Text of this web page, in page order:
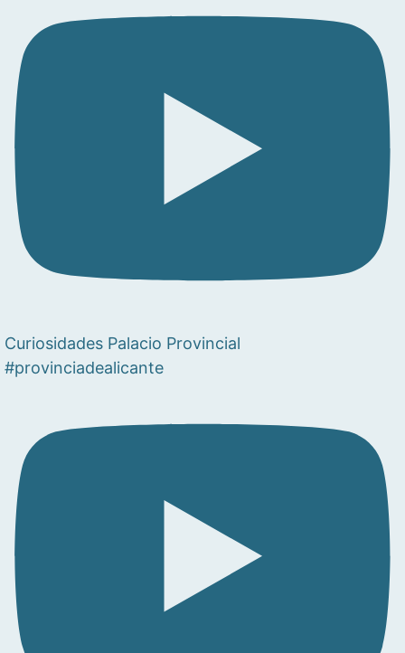
Curiosidades Palacio Provincial
#provinciadealicante